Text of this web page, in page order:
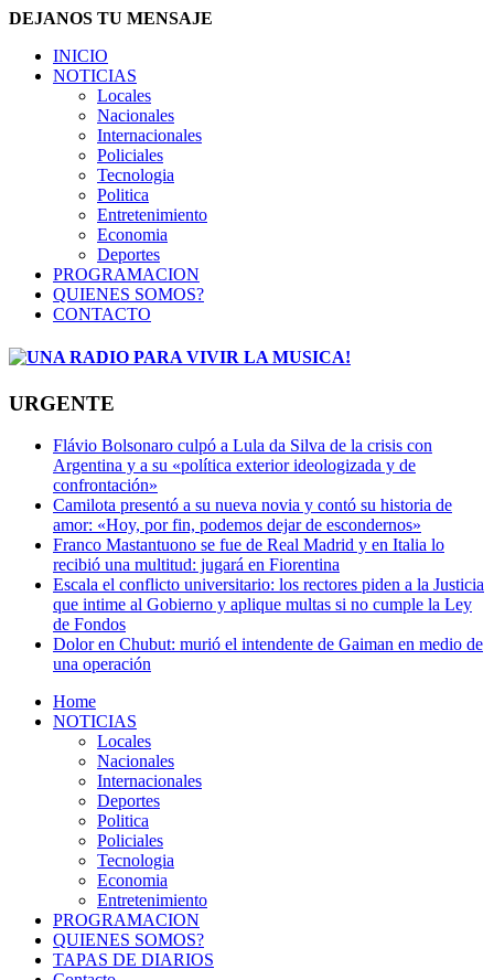
DEJANOS TU MENSAJE
INICIO
NOTICIAS
Locales
Nacionales
Internacionales
Policiales
Tecnologia
Politica
Entretenimiento
Economia
Deportes
PROGRAMACION
QUIENES SOMOS?
CONTACTO
URGENTE
Flávio Bolsonaro culpó a Lula da Silva de la crisis con
Argentina y a su «política exterior ideologizada y de
confrontación»
Camilota presentó a su nueva novia y contó su historia de
amor: «Hoy, por fin, podemos dejar de escondernos»
Franco Mastantuono se fue de Real Madrid y en Italia lo
recibió una multitud: jugará en Fiorentina
Escala el conflicto universitario: los rectores piden a la Justicia
que intime al Gobierno y aplique multas si no cumple la Ley
de Fondos
Dolor en Chubut: murió el intendente de Gaiman en medio de
una operación
Home
NOTICIAS
Locales
Nacionales
Internacionales
Deportes
Politica
Policiales
Tecnologia
Economia
Entretenimiento
PROGRAMACION
QUIENES SOMOS?
TAPAS DE DIARIOS